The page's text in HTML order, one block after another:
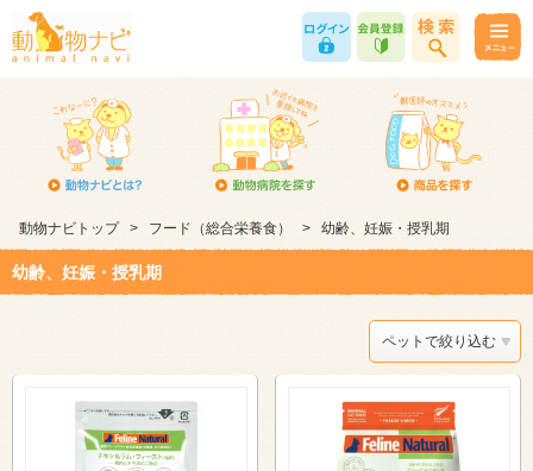
動物ナビトップ > フード（総合栄養食） > 幼齢、妊娠・授乳期
幼齢、妊娠・授乳期
ペットで絞り込む